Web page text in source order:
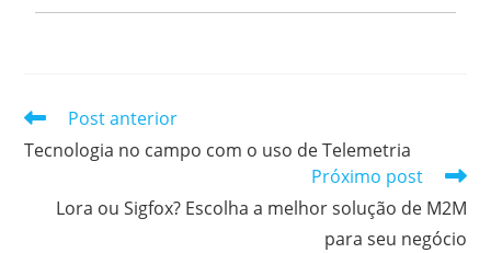
Post anterior
Tecnologia no campo com o uso de Telemetria
Próximo post
Lora ou Sigfox? Escolha a melhor solução de M2M
para seu negócio